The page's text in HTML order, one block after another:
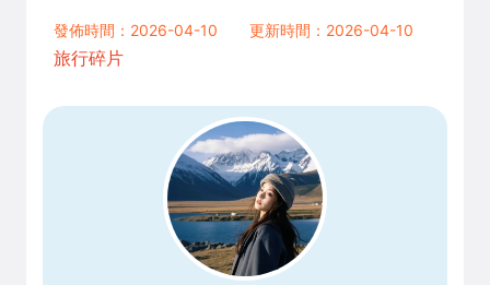
發佈時間：2026-04-10
更新時間：2026-04-10
旅行碎片